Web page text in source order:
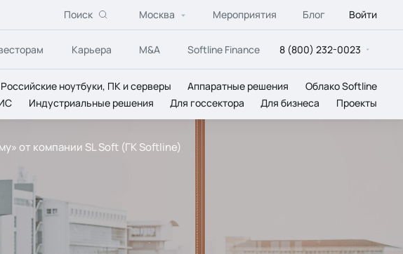
Поиск Москва Мероприятия Блог Войти
Карьера M&A Softline Finance 8 (800) 232-0023
Российские ноутбуки, ПК и серверы Аппаратные решения
Облако Softline
Индустриальные решения Для госсектора Для бизнеса Проекты
от компании SL Soft (ГК Softline)